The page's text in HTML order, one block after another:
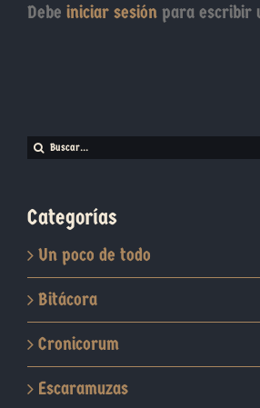
Debe iniciar sesión para escribir
Buscar:
Categorías
Un poco de todo
Bitácora
Cronicorum
Escaramuzas